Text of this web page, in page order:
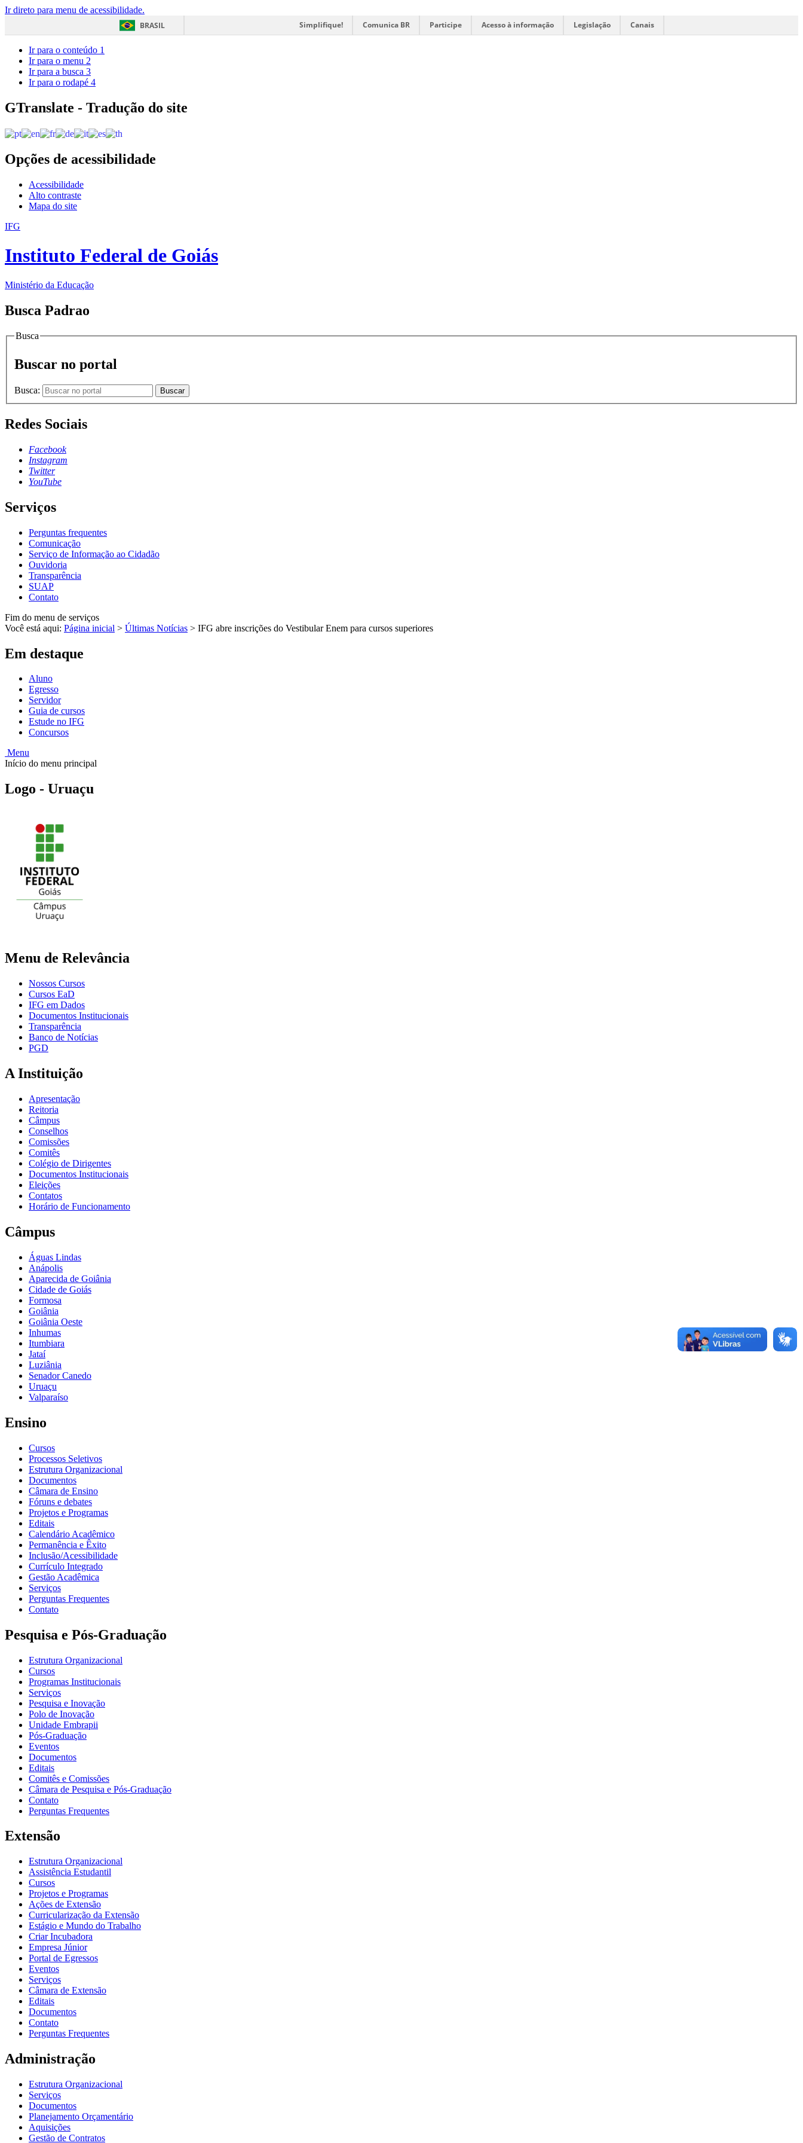
Ir direto para menu de acessibilidade.
BRASIL
Simplifique! Comunica BR Participe Acesso à informação Legislação Canais
Ir para o conteúdo 1
Ir para o menu 2
Ir para a busca 3
Ir para o rodapé 4
GTranslate - Tradução do site
Opções de acessibilidade
Acessibilidade
Alto contraste
Mapa do site
IFG
Instituto Federal de Goiás
Ministério da Educação
Busca Padrao
Busca
Buscar no portal
Busca: Buscar
Redes Sociais
Facebook
Instagram
Twitter
YouTube
Serviços
Perguntas frequentes
Comunicação
Serviço de Informação ao Cidadão
Ouvidoria
Transparência
SUAP
Contato
Fim do menu de serviços
Você está aqui: Página inicial > Últimas Notícias > IFG abre inscrições do Vestibular Enem para cursos superiores
Em destaque
Aluno
Egresso
Servidor
Guia de cursos
Estude no IFG
Concursos
Menu
Início do menu principal
Logo - Uruaçu
Menu de Relevância
Nossos Cursos
Cursos EaD
IFG em Dados
Documentos Institucionais
Transparência
Banco de Notícias
PGD
A Instituição
Apresentação
Reitoria
Câmpus
Conselhos
Comissões
Comitês
Colégio de Dirigentes
Documentos Institucionais
Eleições
Contatos
Horário de Funcionamento
Câmpus
Águas Lindas
Anápolis
Aparecida de Goiânia
Cidade de Goiás
Formosa
Goiânia
Goiânia Oeste
Inhumas
Itumbiara
Jataí
Luziânia
Senador Canedo
Uruaçu
Valparaíso
Ensino
Cursos
Processos Seletivos
Estrutura Organizacional
Documentos
Câmara de Ensino
Fóruns e debates
Projetos e Programas
Editais
Calendário Acadêmico
Permanência e Êxito
Inclusão/Acessibilidade
Currículo Integrado
Gestão Acadêmica
Serviços
Perguntas Frequentes
Contato
Pesquisa e Pós-Graduação
Estrutura Organizacional
Cursos
Programas Institucionais
Serviços
Pesquisa e Inovação
Polo de Inovação
Unidade Embrapii
Pós-Graduação
Eventos
Documentos
Editais
Comitês e Comissões
Câmara de Pesquisa e Pós-Graduação
Contato
Perguntas Frequentes
Extensão
Estrutura Organizacional
Assistência Estudantil
Cursos
Projetos e Programas
Ações de Extensão
Curricularização da Extensão
Estágio e Mundo do Trabalho
Criar Incubadora
Empresa Júnior
Portal de Egressos
Eventos
Serviços
Câmara de Extensão
Editais
Documentos
Contato
Perguntas Frequentes
Administração
Estrutura Organizacional
Serviços
Documentos
Planejamento Orçamentário
Aquisições
Gestão de Contratos